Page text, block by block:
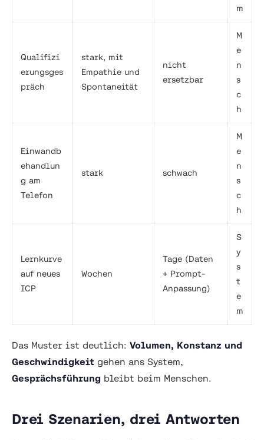
m
Qualifizi
erungsges
präch
stark, mit
Empathie und
Spontaneität
nicht
ersetzbar
M
e
n
s
c
h
Einwandb
ehandlun
g am
Telefon
stark schwach
M
e
n
s
c
h
Lernkurve
auf neues
ICP
Wochen
Tage (Daten
+ Prompt-
Anpassung)
S
y
s
t
e
m
Das Muster ist deutlich: Volumen, Konstanz und
Geschwindigkeit gehen ans System,
Gesprächsführung bleibt beim Menschen.
Drei Szenarien, drei Antworten